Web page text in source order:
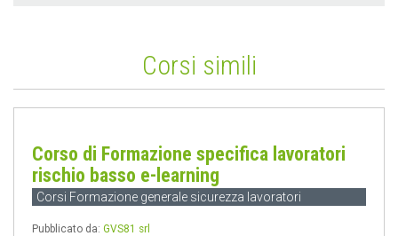
Corsi simili
Corso di Formazione specifica lavoratori
rischio basso e-learning
Corsi Formazione generale sicurezza lavoratori
Pubblicato da: GVS81 srl